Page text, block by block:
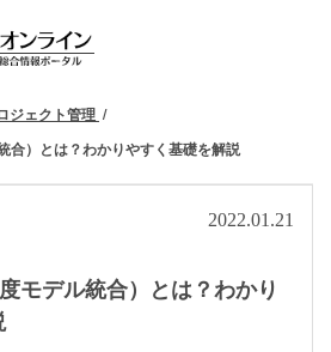
ジェクト管理
合）とは？わかりやすく基礎を解説
2022.01.21
モデル統合）とは？わかり